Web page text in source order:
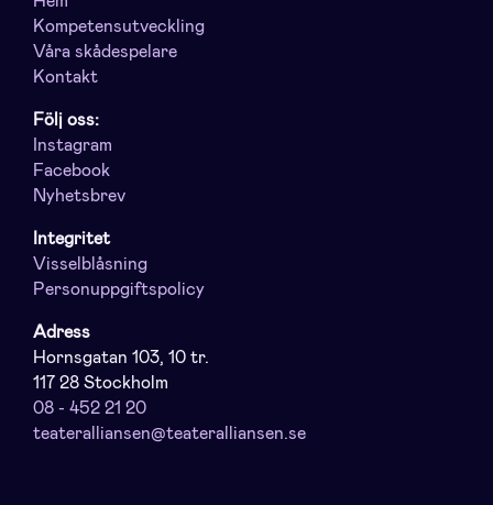
Kompetensutveckling
Våra skådespelare
Kontakt
Följ oss:
Instagram
Facebook
Nyhetsbrev
Integritet
Visselblåsning
Personuppgiftspolicy
Adress
Hornsgatan 103, 10 tr.
117 28 Stockholm
08 - 452 21 20
teateralliansen@teateralliansen.se